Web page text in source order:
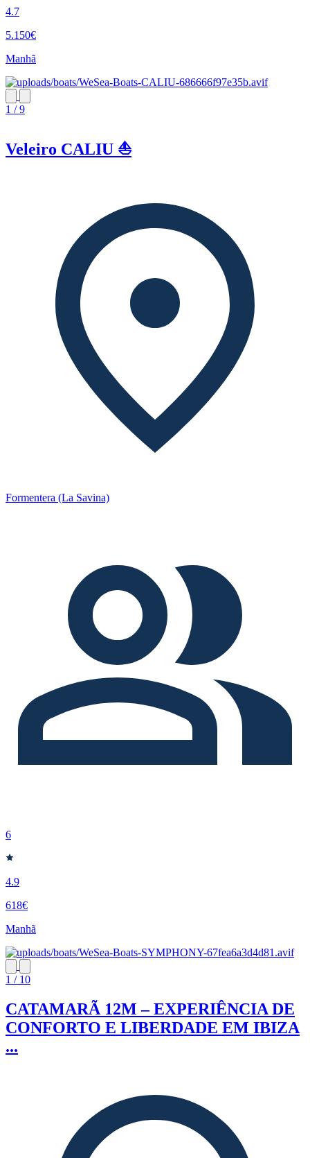
4.7
5.150€
Manhã
1 / 9
Veleiro CALIU ⛵️
Formentera (La Savina)
6
4.9
618€
Manhã
1 / 10
CATAMARÃ 12M – EXPERIÊNCIA DE
CONFORTO E LIBERDADE EM IBIZA
...